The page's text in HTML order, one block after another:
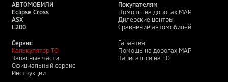
АВТОМОБИЛИ
Eclipse Cross
ASX
L200
Покупателям
Помощь на дорогах MAP
Дилерские центры
Сравнение автомобилей
Сервис
Калькулятор ТО
Запасные части
Официальный сервис
Инструкции
Гарантия
Помощь на дорогах MAP
Записаться на ТО